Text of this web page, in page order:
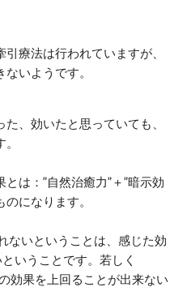
療法は行われていますが、
いようです。
、効いたと思っていても、
は：”自然治癒力”＋”暗示効
のになります。
いということは、感じた効
いうことです。若しく
効果を上回ることが出来ない